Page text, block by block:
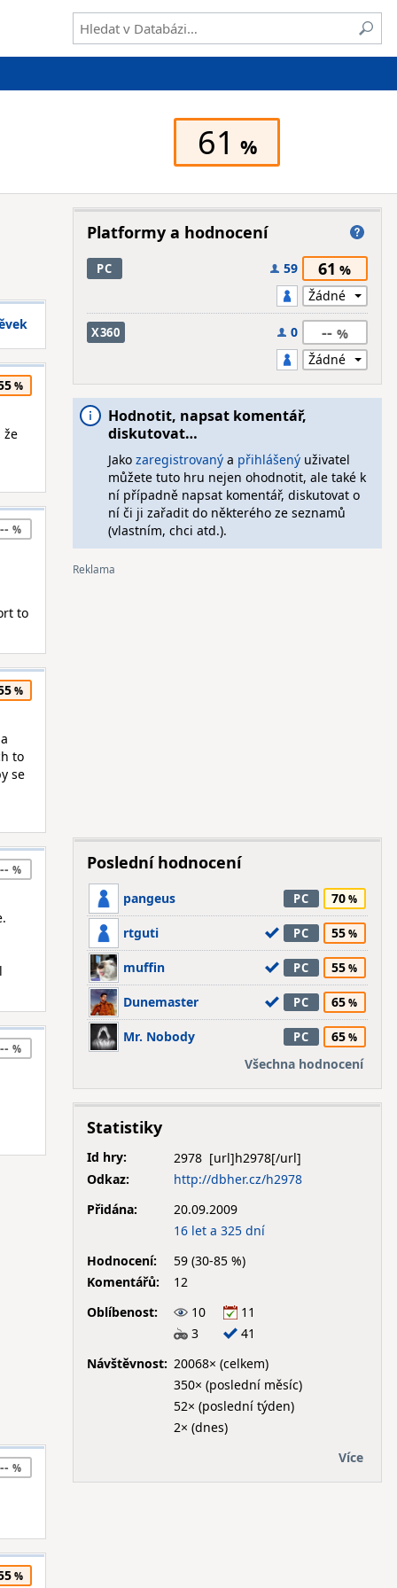
61
že
--
to
to
se
--
--
--
Platformy a hodnocení
PC 59 61
X360 0 --
Hodnotit, napsat komentář,
diskutovat…
Jako zaregistrovanýa přihlášenýuživatel
můžete tuto hru nejen ohodnotit, ale také k
ní případně napsat komentář, diskutovat o
ní či ji zařadit do některého ze seznamů
(vlastním, chci atd.).
Poslední hodnocení
pangeus PC 70
rtguti PC 55
muffin PC 55
Dunemaster PC 65
Mr. Nobody PC
65
Všechna hodnocení
Statistiky
Id hry:
2978
Odkaz:
http://dbher.cz/h2978
Přidána:
20.09.2009
16 let a 325 dní
Hodnocení:
59 (30-85 %)
Komentářů:
12
Oblíbenost:
10
11
3
41
Návštěvnost: 20068× (celkem)
350× (poslední měsíc)
52× (poslední týden)
2× (dnes)
Více